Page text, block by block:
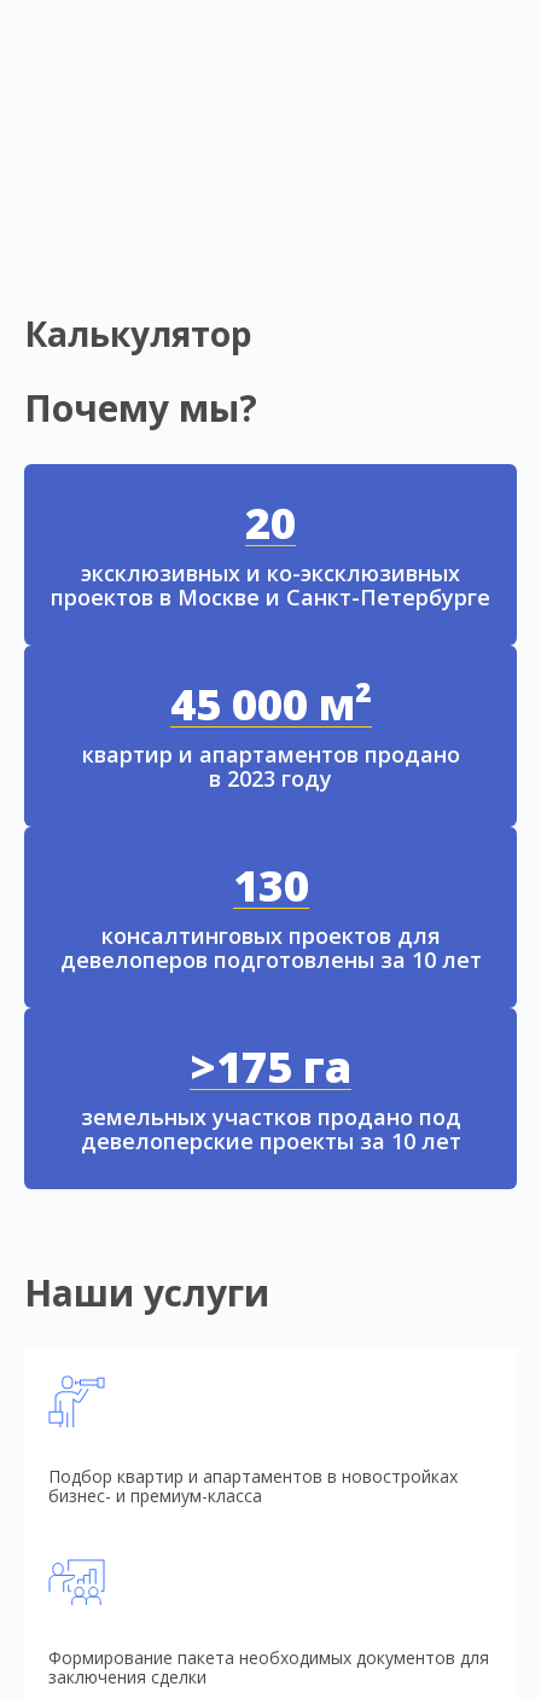
Калькулятор
Почему мы?
20
эксклюзивных и ко-эксклюзивных
проектов в Москве и Санкт-Петербурге
45 000 м²
квартир и апартаментов продано
в 2023 году
130
консалтинговых проектов для
девелоперов подготовлены за 10 лет
>175 га
земельных участков продано под
девелоперские проекты за 10 лет
Наши услуги
Подбор квартир и апартаментов в новостройках
бизнес- и премиум-класса
Формирование пакета необходимых документов для
заключения сделки